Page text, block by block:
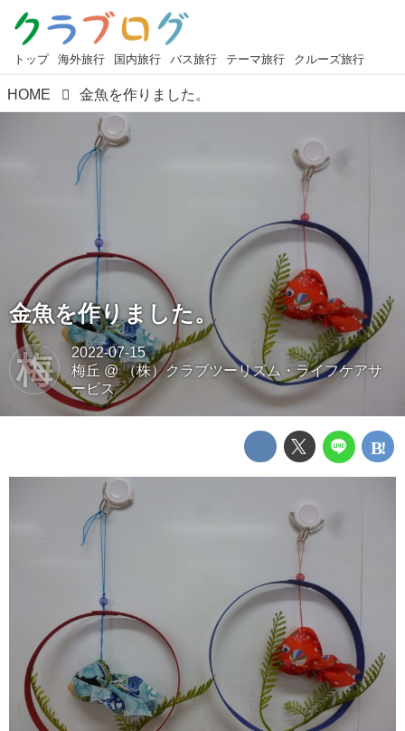
トップ 海外旅行 国内旅行 バス旅行 テーマ旅行 クルーズ旅行
HOME 金魚を作りました。
金魚を作りました。
梅
2022-07-15
梅丘 @（株）クラブツーリズム・ライフケアサ
ービス